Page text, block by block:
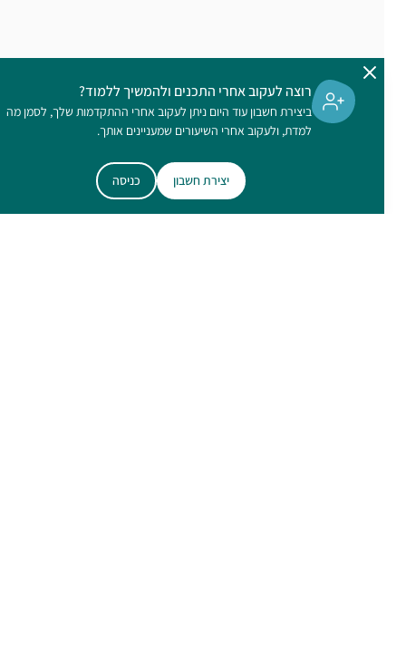
רוצה לעקוב אחרי התכנים ולהמשיך ללמוד?
ביצירת חשבון עוד היום ניתן לעקוב אחרי ההתקדמות שלך, לסמן מה
למדת, ולעקוב אחרי השיעורים שמעניינים אותך.
יצירת חשבון כניסה